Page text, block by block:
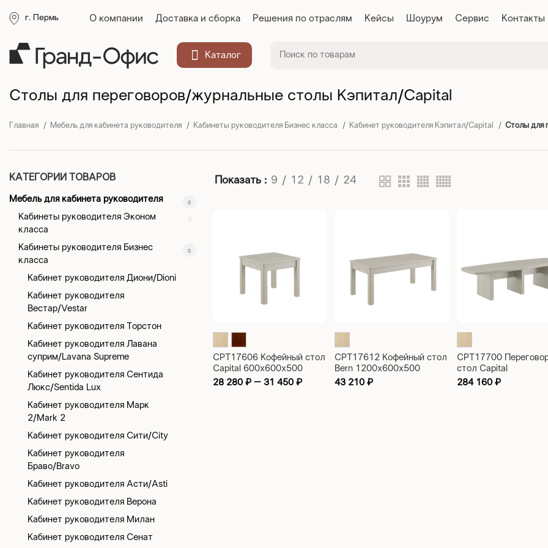
г. Пермь О компании Доставка и сборка Решения по отраслям Кейсы Шоурум Сервис Контакты
Каталог
Столы для переговоров/журнальные столы Кэпитал/Capital
Главная Мебель для кабинета руководителя Кабинеты руководителя Бизнес класса Кабинет руководителя Кэпитал/Capital Столы для
КАТЕГОРИИ ТОВАРОВ
Мебель для кабинета руководителя
Кабинеты руководителя Эконом
класса
Кабинеты руководителя Бизнес
класса
Кабинет руководителя Диони/Dioni
Кабинет руководителя
Вестар/Vestar
Кабинет руководителя Торстон
Кабинет руководителя Лавана
суприм/Lavana Supreme
Кабинет руководителя Сентида
Люкс/Sentida Lux
Кабинет руководителя Марк
2/Mark 2
Кабинет руководителя Сити/City
Кабинет руководителя
Браво/Bravo
Кабинет руководителя Асти/Asti
Кабинет руководителя Верона
Кабинет руководителя Милан
Кабинет руководителя Сенат
Показать 9 12 18 24
CPT17606 Кофейный стол
Capital 600x600x500
28 280 ₽– 31 450 ₽
CPT17612 Кофейный стол
Bern 1200x600x500
43 210₽
CPT17700
стол Capital
3000x1000x750
284 160 ₽